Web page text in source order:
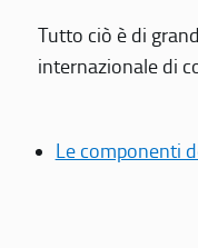
Tutto ciò è di
internazionale di
Le componenti